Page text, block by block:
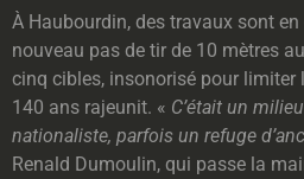
À Haubourdin, des travaux sont
nouveau pas de tir de 10 mètres
cinq cibles, insonorisé pour limiter
140 ans rajeunit. « C’était un
nationaliste, parfois un refuge
Renald Dumoulin, qui passe la